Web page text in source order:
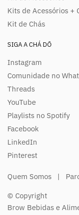
Kits de Acessórios +
Kit de Chás
SIGA A CHÁ DŌ
Instagram
Comunidade no
Threads
YouTube
Playlists no Spotify
Facebook
LinkedIn
Pinterest
Quem Somos |
© Copyright
Brow Bebidas e